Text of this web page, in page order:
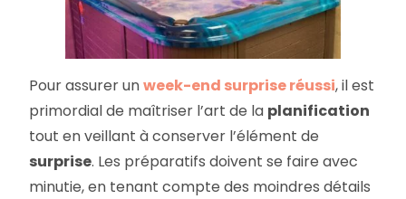
Pour assurer unweek-end surprise réussi, il est
primordial de maîtriser l’art de la planification
tout en veillant à conserver l’élément de
surprise. Les préparatifs doivent se faire avec
minutie, en tenant compte des moindres détails